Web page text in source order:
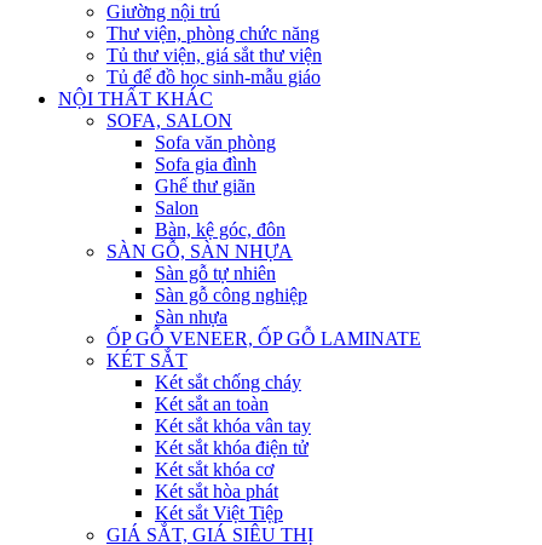
Giường nội trú
Thư viện, phòng chức năng
Tủ thư viện, giá sắt thư viện
Tủ để đồ học sinh-mẫu giáo
NỘI THẤT KHÁC
SOFA, SALON
Sofa văn phòng
Sofa gia đình
Ghế thư giãn
Salon
Bàn, kệ góc, đôn
SÀN GỖ, SÀN NHỰA
Sàn gỗ tự nhiên
Sàn gỗ công nghiệp
Sàn nhựa
ỐP GỖ VENEER, ỐP GỖ LAMINATE
KÉT SẮT
Két sắt chống cháy
Két sắt an toàn
Két sắt khóa vân tay
Két sắt khóa điện tử
Két sắt khóa cơ
Két sắt hòa phát
Két sắt Việt Tiệp
GIÁ SẮT, GIÁ SIÊU THỊ